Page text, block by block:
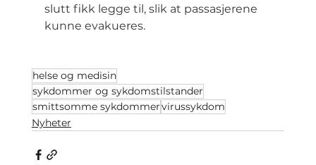
slutt fikk legge til, slik at passasjerene
kunne evakueres.
helse og medisin
sykdommer og sykdomstilstander
smittsomme sykdommervirussykdom
Nyheter